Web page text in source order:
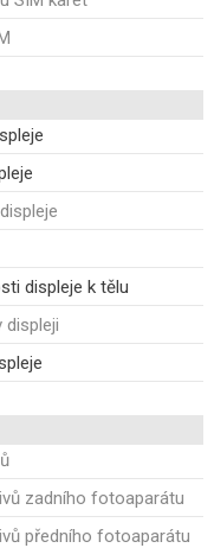
displeje k tělu
displeji
zadního fotoaparátu
předního fotoaparátu